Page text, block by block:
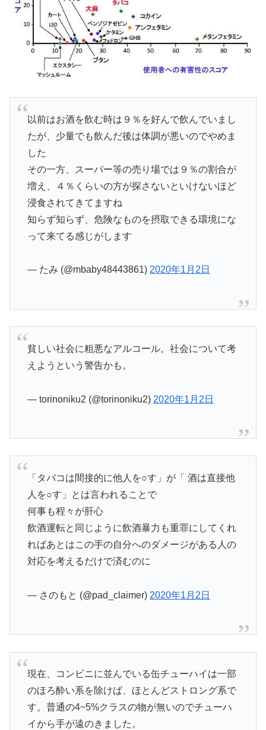
以前はお酒を飲む時は９％を好んで飲んでいまし
たが、少量でも飲んだ後は体調が悪いのでやめま
した
その一方、スーパー等の売り場では９％の割合が
増え、４％くらいの方が探さないといけないほど
浸食されてきてますね
知らず知らず、危険なものを摂取できる環境にな
って来てる感じがします
— たみ (@mbaby48443861) 2020年1月2日
貧しい社会に粗悪なアルコール。社会について考
えようという警告かも。
— torinoniku2 (@torinoniku2) 2020年1月2日
「タバコは間接的に他人を○す」が「 酒は直接他
人を○す」とは言われることで
何事も程々が肝心
飲酒運転と同じように飲酒暴力も重罪にしてくれ
ればあとはこの手の自分へのダメージがある人の
対応を考えるだけで済むのに
— さのもと (@pad_claimer) 2020年1月2日
現在、コンビニに並んでいる缶チューハイは一部
のほろ酔い系を除けば、ほとんどストロング系で
す。普通の4~5%クラスの物が無いのでチューハ
イから手が遠のきました。